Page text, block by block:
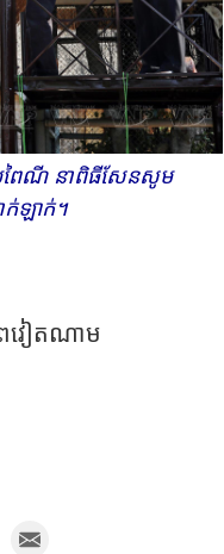
រពៃណី នា​ពិធី​សែន​សូម​
ក់ឡាក់។​
វៀតណាម​